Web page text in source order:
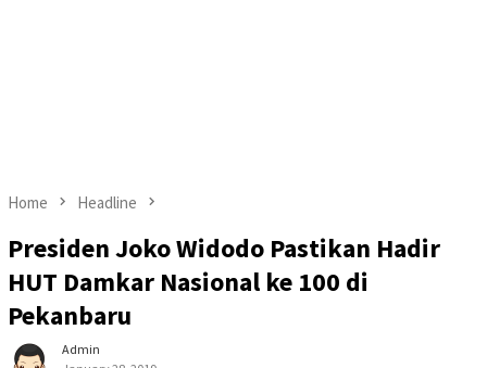
Home Headline
Presiden Joko Widodo Pastikan Hadir
HUT Damkar Nasional ke 100 di
Pekanbaru
Admin